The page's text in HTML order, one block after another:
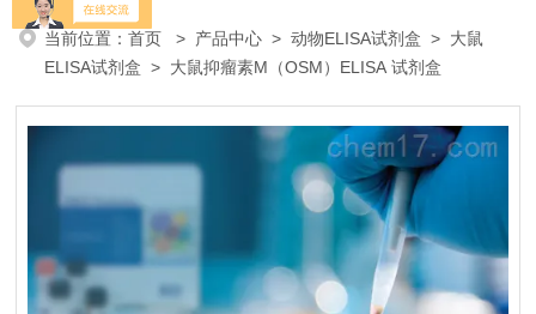
当前位置：首页 > 产品中心 >动物ELISA试剂盒 > 大鼠
ELISA试剂盒 > 大鼠抑瘤素M（OSM）ELISA 试剂盒